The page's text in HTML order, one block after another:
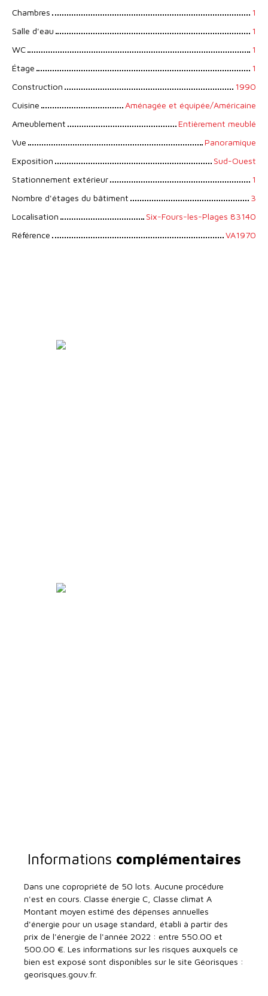
Chambres
1
Salle d'eau
1
WC
1
Étage
1
Construction
1990
Cuisine
Aménagée et équipée/Américaine
Ameublement
Entièrement meublé
Vue
Panoramique
Exposition
Sud-Ouest
Stationnement extérieur
1
Nombre d'étages du bâtiment
3
Localisation
Six-Fours-les-Plages 83140
Référence
VA1970
Informations complémentaires
Dans une copropriété de 50 lots. Aucune procédure
n'est en cours. Classe énergie C, Classe climat A
Montant moyen estimé des dépenses annuelles
d'énergie pour un usage standard, établi à partir des
prix de l'énergie de l'année 2022 : entre 550.00 et
500.00 €. Les informations sur les risques auxquels ce
bien est exposé sont disponibles sur le site Géorisques :
georisques.gouv.fr.